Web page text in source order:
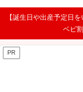
【誕生日や出産予定日
ベビ
PR